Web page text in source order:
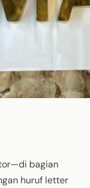
—di bagian
huruf letter